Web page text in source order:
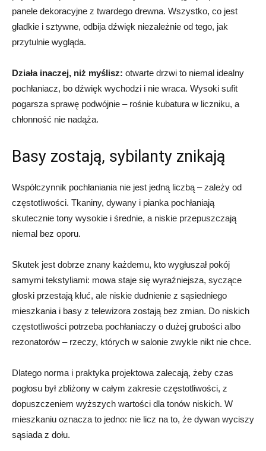
panele dekoracyjne z twardego drewna. Wszystko, co jest
gładkie i sztywne, odbija dźwięk niezależnie od tego, jak
przytulnie wygląda.
Działa inaczej, niż myślisz: otwarte drzwi to niemal idealny
pochłaniacz, bo dźwięk wychodzi i nie wraca. Wysoki sufit
pogarsza sprawę podwójnie – rośnie kubatura w liczniku, a
chłonność nie nadąża.
Basy zostają, sybilanty znikają
Współczynnik pochłaniania nie jest jedną liczbą – zależy od
częstotliwości. Tkaniny, dywany i pianka pochłaniają
skutecznie tony wysokie i średnie, a niskie przepuszczają
niemal bez oporu.
Skutek jest dobrze znany każdemu, kto wygłuszał pokój
samymi tekstyliami: mowa staje się wyraźniejsza, syczące
głoski przestają kłuć, ale niskie dudnienie z sąsiedniego
mieszkania i basy z telewizora zostają bez zmian. Do niskich
częstotliwości potrzeba pochłaniaczy o dużej grubości albo
rezonatorów – rzeczy, których w salonie zwykle nikt nie chce.
Dlatego norma i praktyka projektowa zalecają, żeby czas
pogłosu był zbliżony w całym zakresie częstotliwości, z
dopuszczeniem wyższych wartości dla tonów niskich. W
mieszkaniu oznacza to jedno: nie licz na to, że dywan wyciszy
sąsiada z dołu.